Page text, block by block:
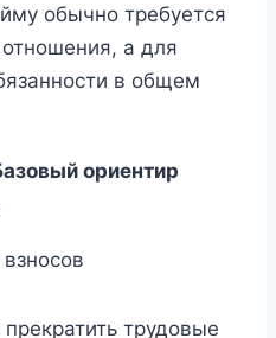
обычно требуется
а для
в общем
ориентир
трудовые